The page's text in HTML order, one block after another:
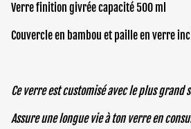
Verre finition givrée capacité 500 ml
Couvercle en bambou et paille en verre
Ce verre est customisé avec le plus grand
Assure une longue vie à ton verre en